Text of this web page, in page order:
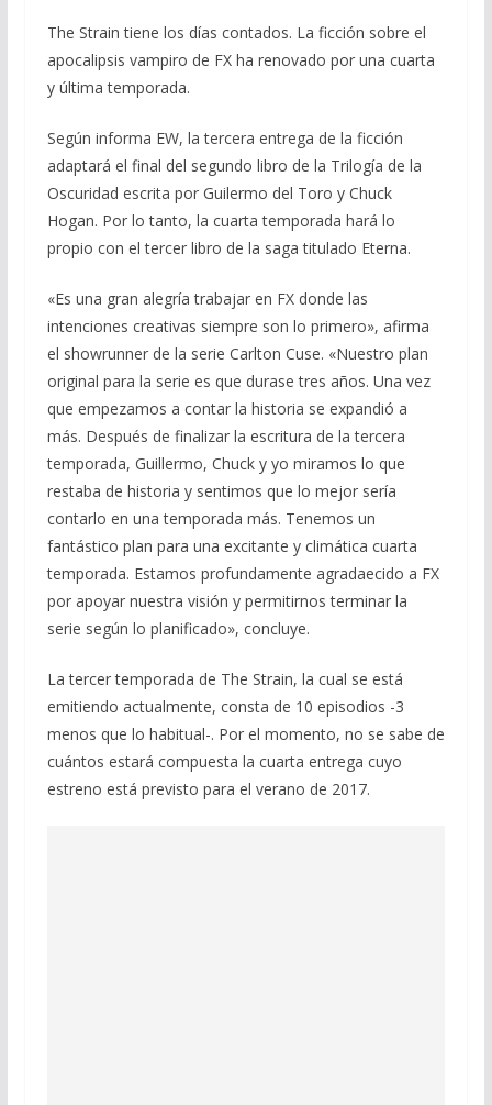
The Strain tiene los días contados. La ficción sobre el
apocalipsis vampiro de FX ha renovado por una cuarta
y última temporada.
Según informa EW, la tercera entrega de la ficción
adaptará el final del segundo libro de la Trilogía de la
Oscuridad escrita por Guilermo del Toro y Chuck
Hogan. Por lo tanto, la cuarta temporada hará lo
propio con el tercer libro de la saga titulado Eterna.
«Es una gran alegría trabajar en FX donde las
intenciones creativas siempre son lo primero», afirma
el showrunner de la serie Carlton Cuse. «Nuestro plan
original para la serie es que durase tres años. Una vez
que empezamos a contar la historia se expandió a
más. Después de finalizar la escritura de la tercera
temporada, Guillermo, Chuck y yo miramos lo que
restaba de historia y sentimos que lo mejor sería
contarlo en una temporada más. Tenemos un
fantástico plan para una excitante y climática cuarta
temporada. Estamos profundamente agradaecido a FX
por apoyar nuestra visión y permitirnos terminar la
serie según lo planificado», concluye.
La tercer temporada de The Strain, la cual se está
emitiendo actualmente, consta de 10 episodios -3
menos que lo habitual-. Por el momento, no se sabe de
cuántos estará compuesta la cuarta entrega cuyo
estreno está previsto para el verano de 2017.